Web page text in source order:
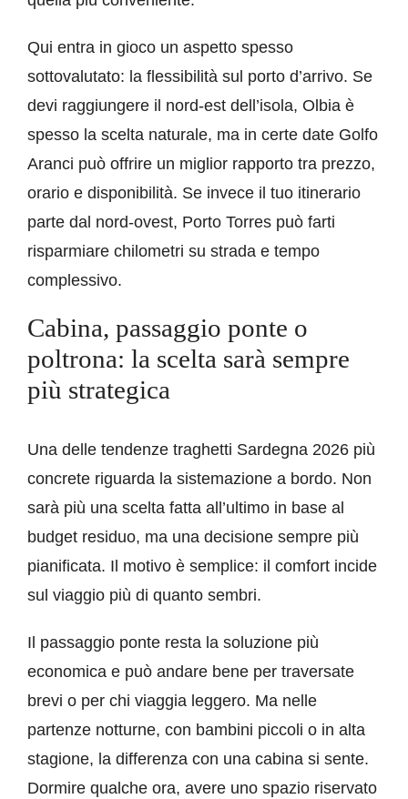
Qui entra in gioco un aspetto spesso
sottovalutato: la flessibilità sul porto d’arrivo. Se
devi raggiungere il nord-est dell’isola, Olbia è
spesso la scelta naturale, ma in certe date Golfo
Aranci può offrire un miglior rapporto tra prezzo,
orario e disponibilità. Se invece il tuo itinerario
parte dal nord-ovest, Porto Torres può farti
risparmiare chilometri su strada e tempo
complessivo.
Cabina, passaggio ponte o
poltrona: la scelta sarà sempre
più strategica
Una delle tendenze traghetti Sardegna 2026 più
concrete riguarda la sistemazione a bordo. Non
sarà più una scelta fatta all’ultimo in base al
budget residuo, ma una decisione sempre più
pianificata. Il motivo è semplice: il comfort incide
sul viaggio più di quanto sembri.
Il passaggio ponte resta la soluzione più
economica e può andare bene per traversate
brevi o per chi viaggia leggero. Ma nelle
partenze notturne, con bambini piccoli o in alta
stagione, la differenza con una cabina si sente.
Dormire qualche ora, avere uno spazio riservato